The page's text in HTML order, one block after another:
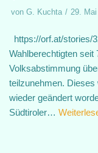
von G. Kuchta 29.
https://orf.at/stories/
Wahlberechtigten seit
Volksabstimmung
teilzunehmen.
wieder geändert
Südtiroler…